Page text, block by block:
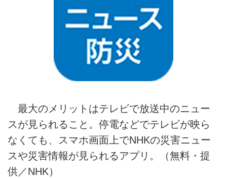
最大のメリットはテレビで放送中のニュー
スが見られること。停電などでテレビが映ら
なくても、スマホ画面上でNHKの災害ニュー
スや災害情報が見られるアプリ。（無料・提
供／NHK）